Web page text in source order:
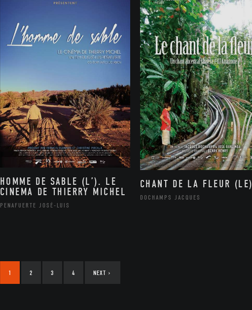
HOMME DE SABLE (L’). LE
CINEMA DE THIERRY MICHEL
PENAFUERTE JOSÉ-LUIS
CHANT DE LA FLEUR (LE)
DOCHAMPS JACQUES
1 2 3 4 NEXT ›